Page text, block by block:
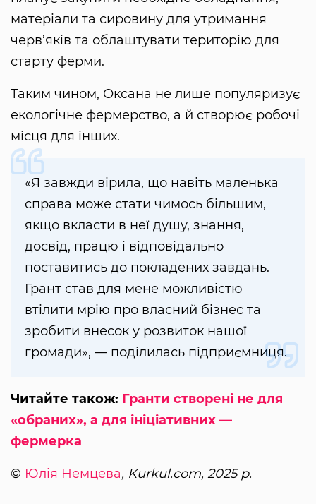
матеріали та сировину для утримання
черв’яків та облаштувати територію для
старту ферми.
Таким чином, Оксана не лише популяризує
екологічне фермерство, а й створює робочі
місця для інших.
«Я завжди вірила, що навіть маленька
справа може стати чимось більшим,
якщо вкласти в неї душу, знання,
досвід, працю і відповідально
поставитись до покладених завдань.
Грант став для мене можливістю
втілити мрію про власний бізнес та
зробити внесок у розвиток нашої
громади», — поділилась підприємниця.
Читайте також: Гранти створені не для
«обраних», а для ініціативних —
фермерка
© Юлія Немцева, Kurkul.com, 2025 р.